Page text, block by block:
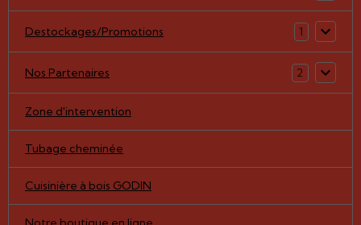
Destockages/Promotions 1
Nos Partenaires 2
Zone d'intervention
Tubage cheminée
Cuisinière à bois GODIN